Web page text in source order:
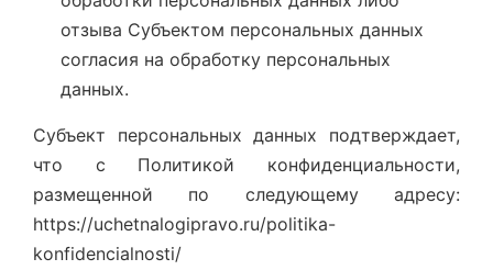
отзыва Субъектом персональных данных
согласия на обработку персональных
данных.
Субъект персональных данных подтверждает,
что с Политикой конфиденциальности,
размещенной по следующему адресу:
https://uchetnalogipravo.ru/politika-
konfidencialnosti/